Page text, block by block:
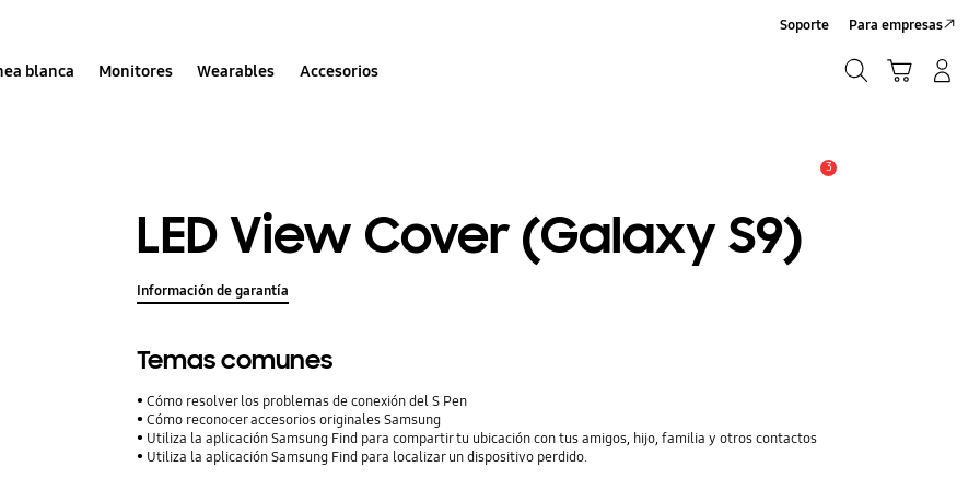
blanca Monitores Wearables Accesorios
Soporte Para empresas
3
LED View Cover (Galaxy S9)
Información de garantía
Temas comunes
Cómo resolver los problemas de conexión del S Pen
Cómo reconocer accesorios originales Samsung
Utiliza la aplicación Samsung Find para compartir tu ubicación con tus amigos, hijo, familia y otros contactos
Utiliza la aplicación Samsung Find para localizar un dispositivo perdido.